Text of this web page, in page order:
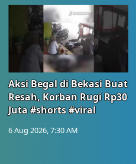
Aksi Begal di Bekasi Buat
Resah, Korban Rugi Rp30
Juta #shorts #viral
6 Aug 2026, 7:30 AM